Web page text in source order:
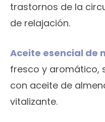
trastornos de la
de relajación.
Aceite esencial de
fresco y aromático,
con aceite de
vitalizante.